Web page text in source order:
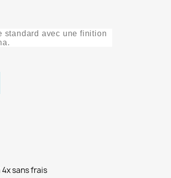
standard avec une finition
4x sans frais